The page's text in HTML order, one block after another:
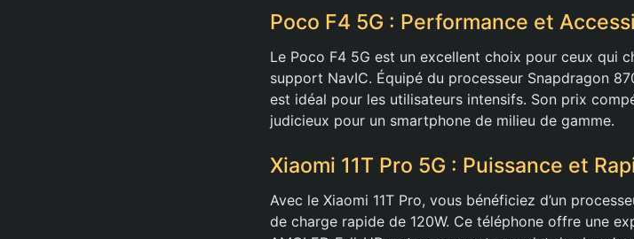
Poco F4 5G : Performance et
Le Poco F4 5G est un excellent choix pour ceux qui
support NavIC. Équipé du processeur Snapdragon
est idéal pour les utilisateurs intensifs. Son prix
judicieux pour un smartphone de milieu de gamme.
Xiaomi 11T Pro 5G : Puissance et
Avec le Xiaomi 11T Pro, vous bénéficiez d’un
de charge rapide de 120W. Ce téléphone offre une